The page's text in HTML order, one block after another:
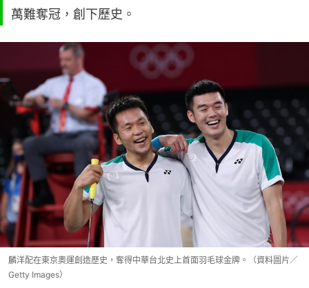
萬難奪冠，創下歷史。
麟洋配在東京奧運創造歷史，奪得中華台北史上首面羽毛球金牌。（資料圖片／
Getty Images）